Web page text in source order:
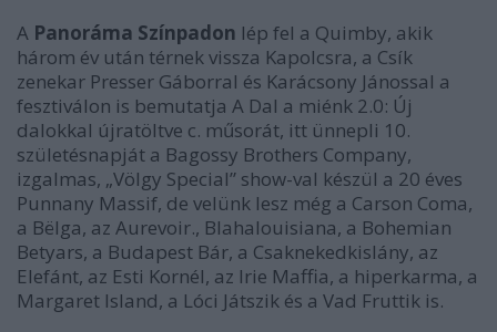
A Panoráma Színpadon lép fel a Quimby, akik
három év után térnek vissza Kapolcsra, a Csík
zenekar Presser Gáborral és Karácsony Jánossal a
fesztiválon is bemutatja A Dal a miénk 2.0: Új
dalokkal újratöltve c. műsorát, itt ünnepli 10.
születésnapját a Bagossy Brothers Company,
izgalmas, „Völgy Special” show-val készül a 20 éves
Punnany Massif, de velünk lesz még a Carson Coma,
a Bëlga, az Aurevoir., Blahalouisiana, a Bohemian
Betyars, a Budapest Bár, a Csaknekedkislány, az
Elefánt, az Esti Kornél, az Irie Maffia, a hiperkarma, a
Margaret Island, a Lóci Játszik és a Vad Fruttik is.